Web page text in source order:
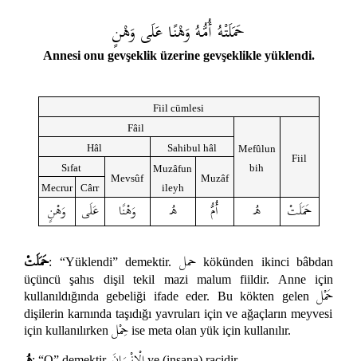
حَمَلَتْهُ أُمُّهُ وَهْنًا عَلَى وَهْنٍ
Annesi onu gevşeklik üzerine gevşeklikle yüklendi.
Fiil cümlesi
Fâil
Mefûlun
bih
Fiil
Hâl
Sahibul hâl
Sıfat
Mevsûf
Muzâfun
ileyh
Muzâf
Mecrur
Cârr
وَهْنٍ عَلَى وَهْنًا هُ أُمُّ هُ
حَمَلَتْ
حَمَلَتْ: “Yüklendi” demektir. حملkökünden ikinci bâbdan
üçüncü şahıs dişil tekil mazi malum fiildir. Anne için
kullanıldığında gebeliği ifade eder. Bu kökten gelen حَمْل
dişilerin karnında taşıdığı yavruları için ve ağaçların meyvesi
için kullanılırken حِمْل ise meta olan yük için kullanılır.